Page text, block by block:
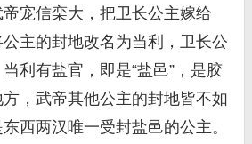
信栾大，把卫长公主嫁给
主的封地改名为当利，卫长公
利有盐官，即是“盐邑”，是胶
，武帝其他公主的封地皆不如
西两汉唯一受封盐邑的公主。